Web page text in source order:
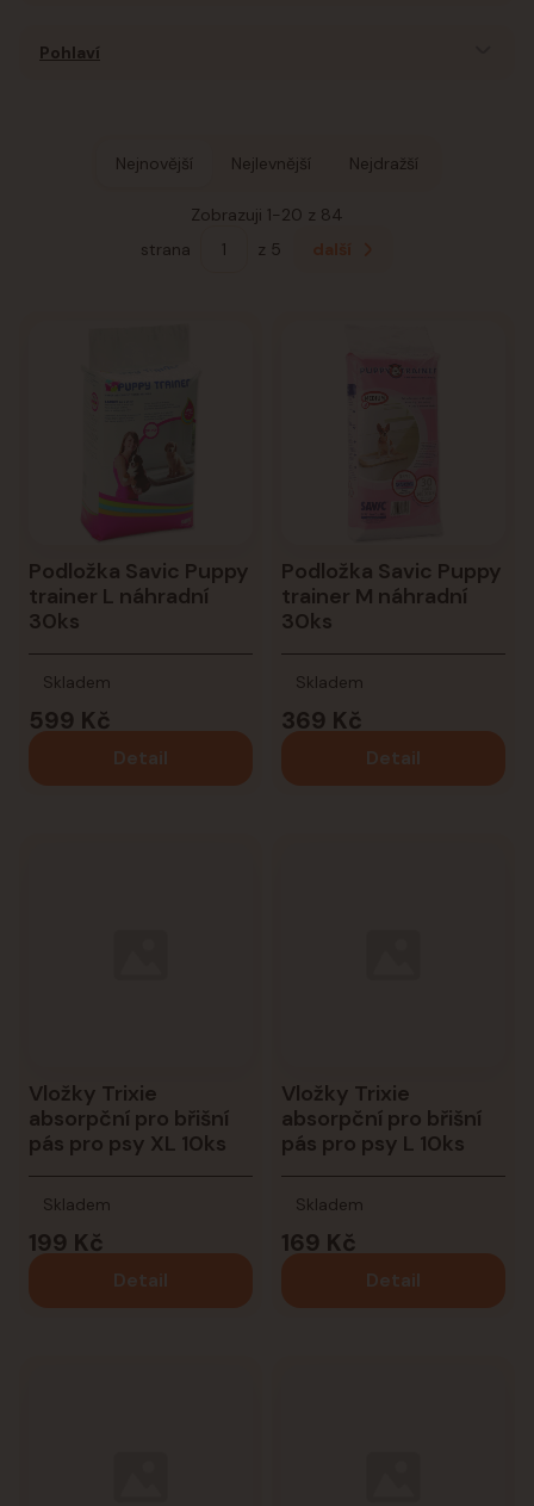
Pohlaví
Nejnovější Nejlevnější Nejdražší
Zobrazuji 1-20 z 84
strana
z 5 další
Podložka Savic Puppy
trainer L náhradní
30ks
599 Kč
Skladem
Detail
Podložka Savic Puppy
trainer M náhradní
30ks
369 Kč
Skladem
Detail
Vložky Trixie
absorpční pro břišní
pás pro psy XL 10ks
199 Kč
Skladem
Detail
Vložky Trixie
absorpční pro břišní
pás pro psy L 10ks
169 Kč
Skladem
Detail